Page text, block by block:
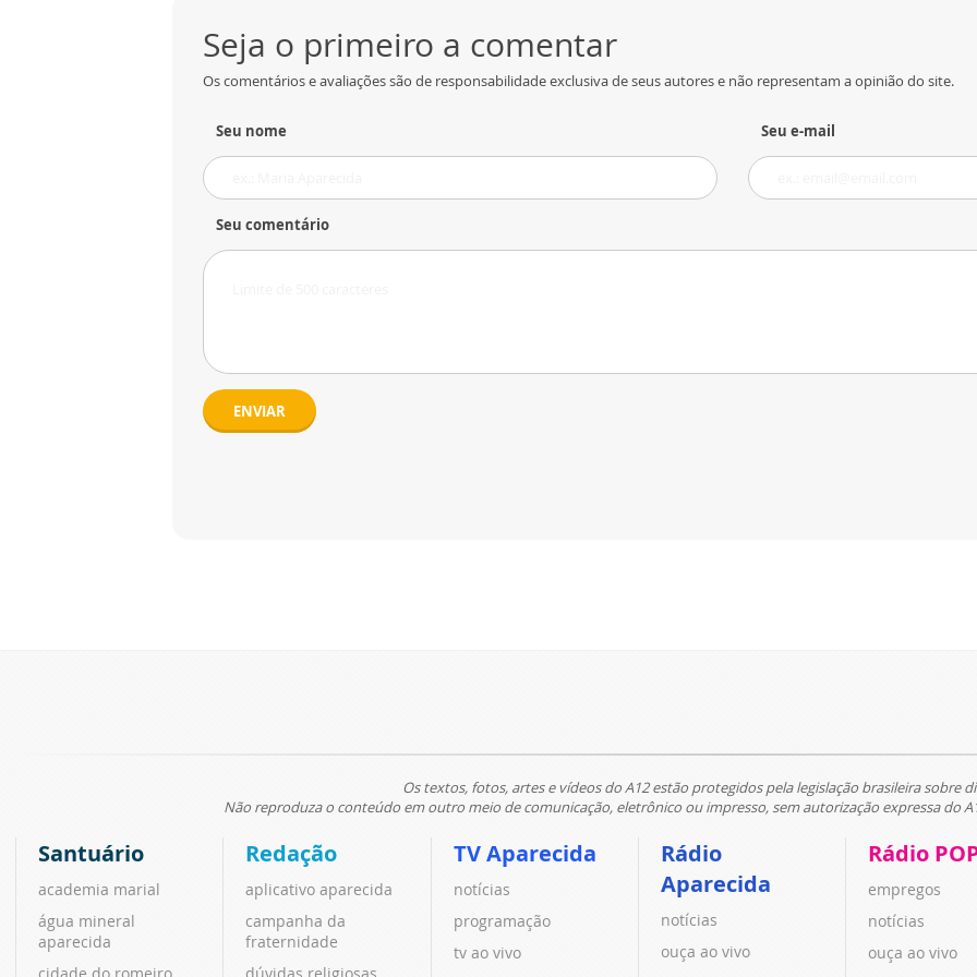
Seja o primeiro a comentar
Os comentários e avaliações são de responsabilidade exclusiva de seus autores e não representam a opinião do site.
Seu nome Seu e-mail
Seu comentário
ENVIAR
Os textos, fotos, artes e vídeos do A12 estão protegidos pela legislação brasileira sobre
Não reproduza o conteúdo em outro meio de comunicação, eletrônico ou impresso, sem autorização expressa do
Santuário
academia marial
água mineral
aparecida
cidade do romeiro
Redação
aplicativo aparecida
campanha da
fraternidade
dúvidas religiosas
TV Aparecida
notícias
programação
tv ao vivo
Rádio
Aparecida
notícias
ouça ao vivo
Rádio
empregos
notícias
ouça ao vivo